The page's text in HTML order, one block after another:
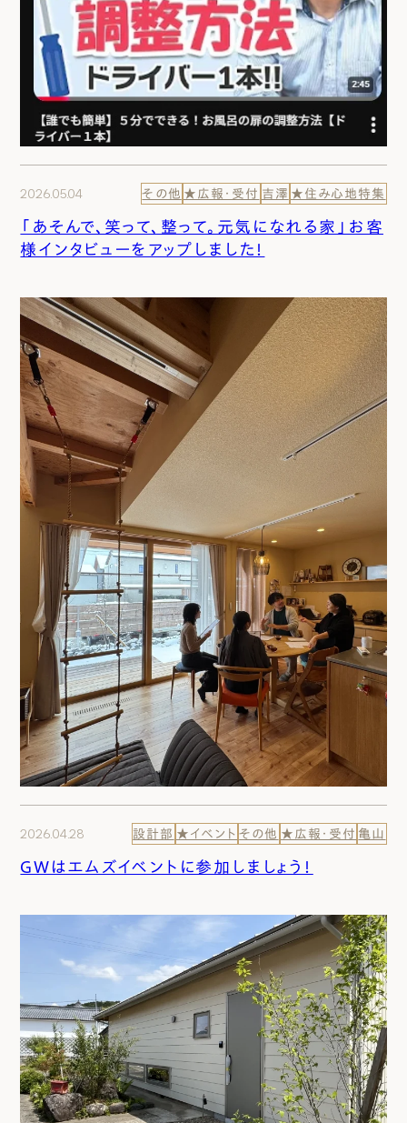
2026.05.04 その他 ★広報・受付 吉澤 ★住み心地特集
「あそんで、笑って、整って。元気になれる家」お客
様インタビューをアップしました！
2026.04.28 設計部 ★イベント その他 ★広報・受付 亀山
GWはエムズイベントに参加しましょう！